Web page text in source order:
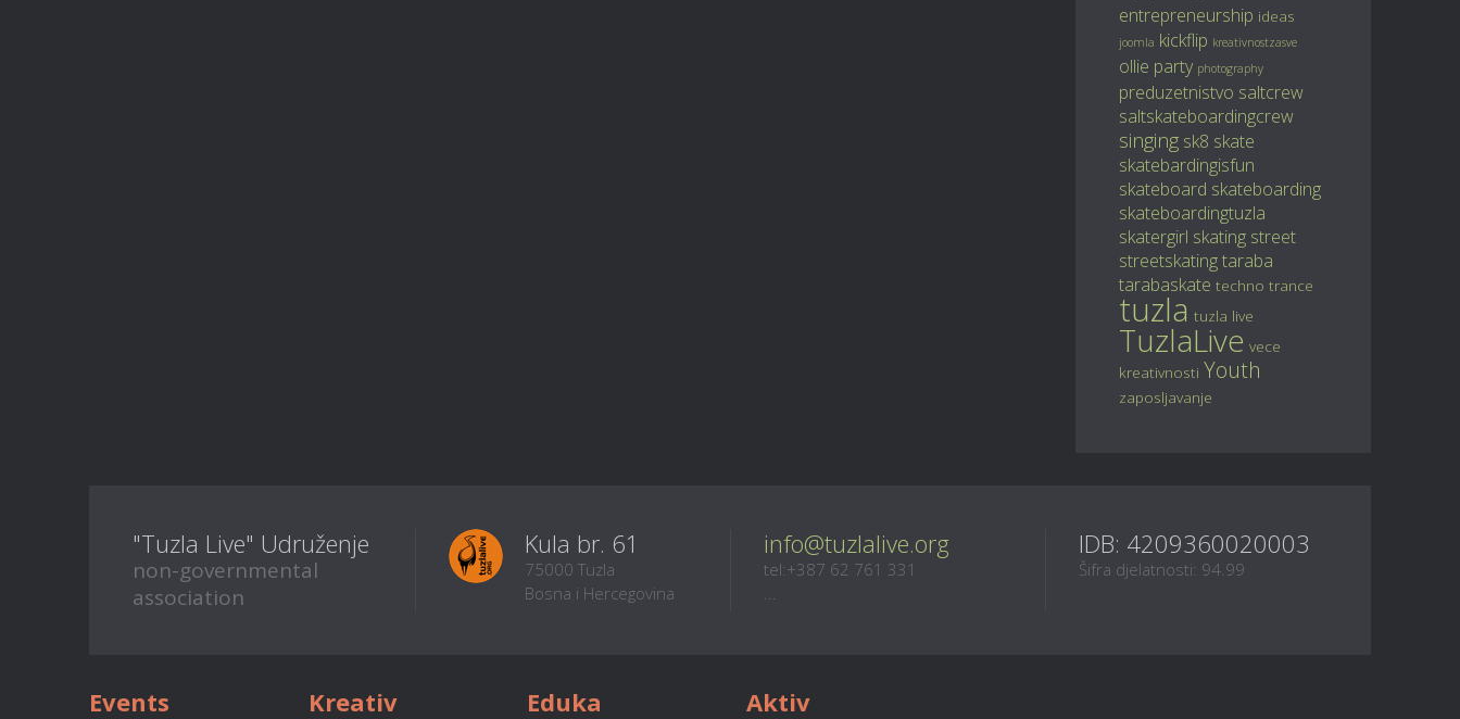
entrepreneurship ideas
joomla kickflip kreativnostzasve
ollie party photography
preduzetnistvo saltcrew
saltskateboardingcrew
singing sk8 skate
skatebardingisfun
skateboard skateboarding
skateboardingtuzla
skatergirl skating street
streetskating taraba
tarabaskate techno trance
tuzla tuzla live
TuzlaLive vece
kreativnosti Youth
zaposljavanje
"Tuzla Live" Udruženje
non-governmental
association
Kula br. 61
75000 Tuzla
Bosna i Hercegovina
info@tuzlalive.org
tel:+387 62 761 331
...
IDB: 4209360020003
Šifra djelatnosti: 94.99
Events Kreativ Eduka Aktiv